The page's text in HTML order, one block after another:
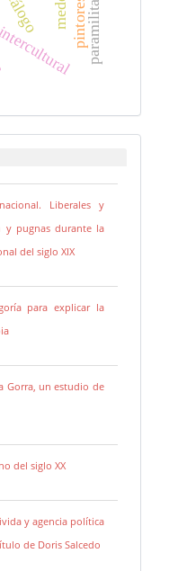
Liberales y
y pugnas durante la
del siglo XIX
para explicar la
Gorra, un estudio de
del siglo XX
y agencia política
de Doris Salcedo